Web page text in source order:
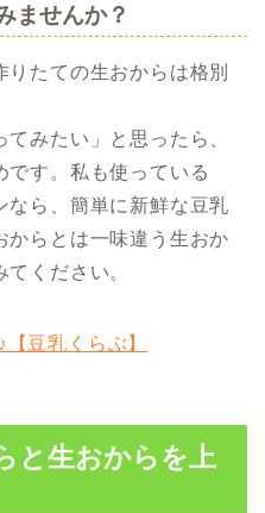
ませんか？
たての生おからは格別
てみたい」と思ったら、
です。私も使っている
なら、簡単に新鮮な豆乳
からとは一味違う生おか
ください。
豆乳くらぶ】
と生おからを上